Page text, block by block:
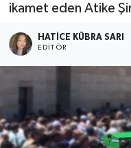
ikamet eden Atike
HATICE KÜBRA SARI
EDITÖR